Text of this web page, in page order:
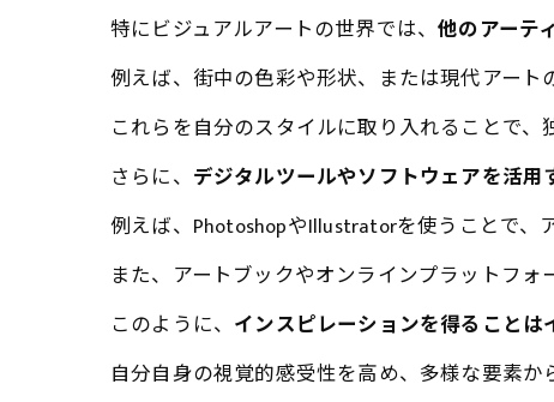
特にビジュアルアートの世界では、他のアーテ
例えば、街中の色彩や形状、または現代アート
これらを自分のスタイルに取り入れることで、
さらに、 デジタルツールやソフトウェアを活用
例えば、PhotoshopやIllustratorを使うことで、
また、アートブックやオンラインプラットフ
このように、 インスピレーションを得ることは
自分自身の視覚的感受性を高め、多様な要素か